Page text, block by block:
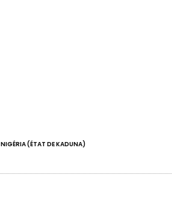
NIGÉRIA (ÉTAT DE KADUNA)